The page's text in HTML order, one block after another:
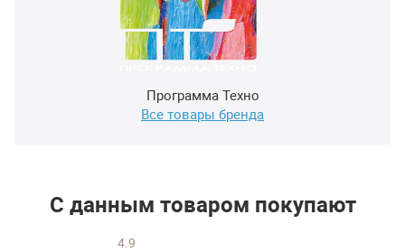
Программа Техно
Все товары бренда
С данным товаром покупают
4.9